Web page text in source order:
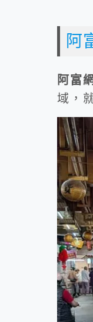
阿
阿富
域，